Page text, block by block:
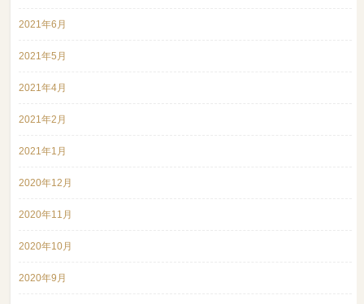
2021年6月
2021年5月
2021年4月
2021年2月
2021年1月
2020年12月
2020年11月
2020年10月
2020年9月